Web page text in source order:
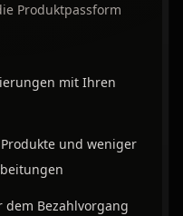
Produktpassform
mit Ihren
und weniger
dem Bezahlvorgang